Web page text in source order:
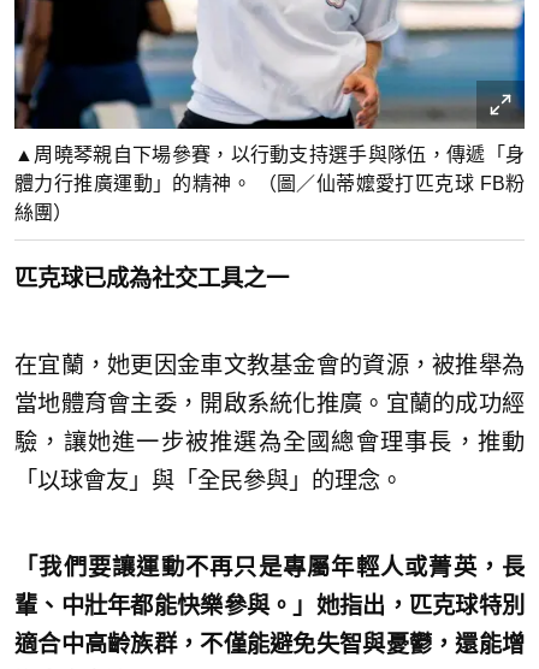
▲周曉琴親自下場參賽，以行動支持選手與隊伍，傳遞「身
體力行推廣運動」的精神。 （圖／仙蒂嬤愛打匹克球 FB粉
絲團）
匹克球已成為社交工具之一
在宜蘭，她更因金車文教基金會的資源，被推舉為
當地體育會主委，開啟系統化推廣。宜蘭的成功經
驗，讓她進一步被推選為全國總會理事長，推動
「以球會友」與「全民參與」的理念。
「我們要讓運動不再只是專屬年輕人或菁英，長
輩、中壯年都能快樂參與。」她指出，匹克球特別
適合中高齡族群，不僅能避免失智與憂鬱，還能增